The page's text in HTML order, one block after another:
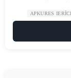
APKURES